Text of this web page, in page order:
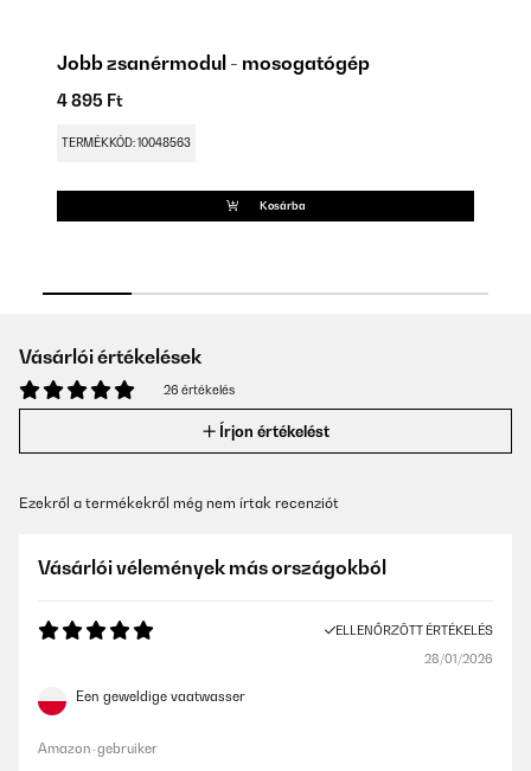
Jobb zsanérmodul - mosogatógép
4 895 Ft
TERMÉKKÓD: 10048563
Kosárba
Vásárlói értékelések
26 értékelés
Írjon értékelést
Ezekről a termékekről még nem írtak recenziót
Vásárlói vélemények más országokból
ELLENŐRZÖTT ÉRTÉKELÉS
28/01/2026
Een geweldige vaatwasser
Amazon-gebruiker